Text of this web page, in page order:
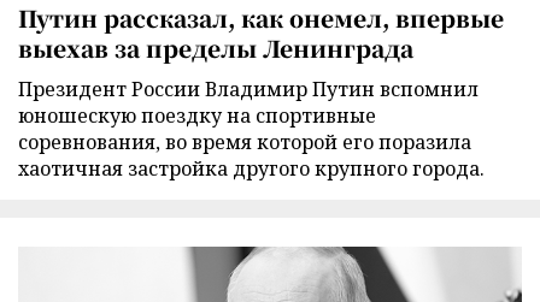
Путин рассказал, как онемел, впервые
выехав за пределы Ленинграда
Президент России Владимир Путин вспомнил
юношескую поездку на спортивные
соревнования, во время которой его поразила
хаотичная застройка другого крупного города.